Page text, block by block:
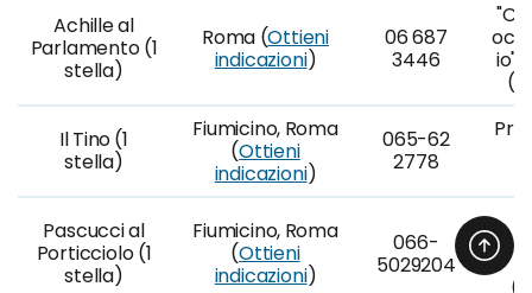
Achille al
Parlamento (1
stella)
Roma (Ottieni
indicazioni)
06 687
3446
io"
Il Tino (1
stella)
Fiumicino, Roma
(Ottieni
indicazioni)
065-62
2778
Pascucci al
Porticciolo (1
stella)
Fiumicino, Roma
(Ottieni
indicazioni)
066-
5029204